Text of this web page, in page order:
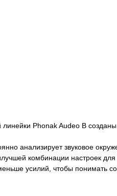
Phonak Audeo B
анализирует звуковое
комбинации настроек
усилий, чтобы понимать